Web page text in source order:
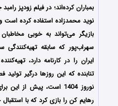
بمباران کرده‌اند؛ در فیلم زودپز
نوید محمدزاده استفاده کرده
بازیگر می‌تواند به خوبی
سهراب‌پور که سابقه
ایران را در کارنامه دارد،
تنابنده که این روزها درگیر
نوروز 1404 است، پیش از
رهایم کن را بازی کرد که با